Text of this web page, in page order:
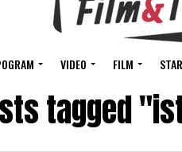
VIDEO FILM
tagged